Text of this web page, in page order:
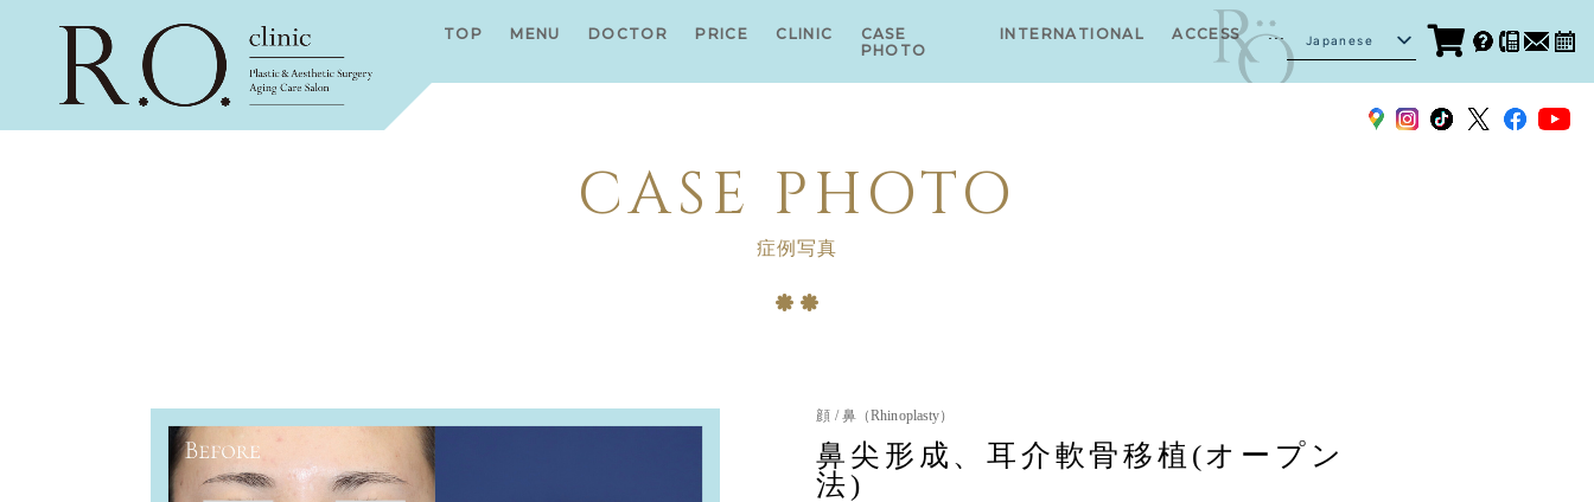
TOP MENU DOCTOR PRICE CLINIC
CASE
PHOTO
INTERNATIONAL ACCESS ... Japanese
CASE PHOTO
症例写真
顔 / 鼻（Rhinoplasty）
鼻尖形成、耳介軟骨移植(オープン
法)